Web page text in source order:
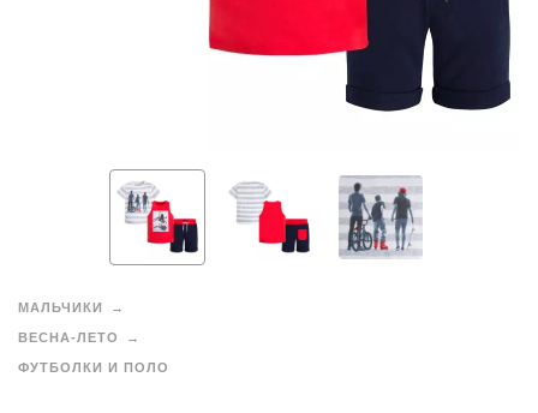
МАЛЬЧИКИ
ВЕСНА-ЛЕТО
ФУТБОЛКИ И ПОЛО